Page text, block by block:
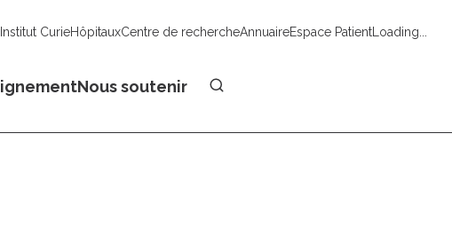
CurieHôpitauxCentre de rechercheAnnuaireEspace PatientLoading...
Nous soutenir